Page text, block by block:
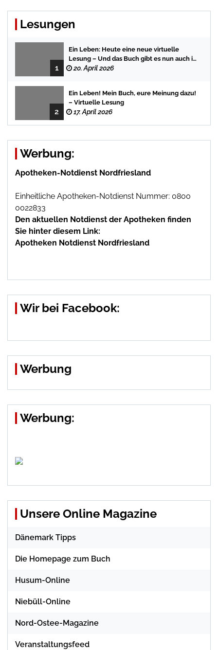
Lesungen
1
Ein Leben: Heute eine neue virtuelle
Lesung – Und das Buch gibt es nun auch in
der Bredstedter Stadtbuchhandlung
20. April 2026
2
Ein Leben! Mein Buch, eure Meinung dazu!
– Virtuelle Lesung
17. April 2026
Werbung:
Apotheken-Notdienst Nordfriesland
Einheitliche Apotheken-Notdienst Nummer: 0800
0022833
Den aktuellen Notdienst der Apotheken finden
Sie hinter diesem Link:
Apotheken Notdienst Nordfriesland
Wir bei Facebook:
Werbung
Werbung:
Unsere Online Magazine
Dänemark Tipps
Die Homepage zum Buch
Husum-Online
Niebüll-Online
Nord-Ostee-Magazine
Veranstaltungsfeed